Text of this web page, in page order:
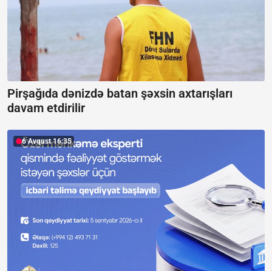
Pirşağıda dənizdə batan şəxsin axtarışları
davam etdirilir
6 Avqust 16:35